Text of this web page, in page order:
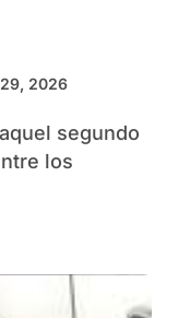
2026
los